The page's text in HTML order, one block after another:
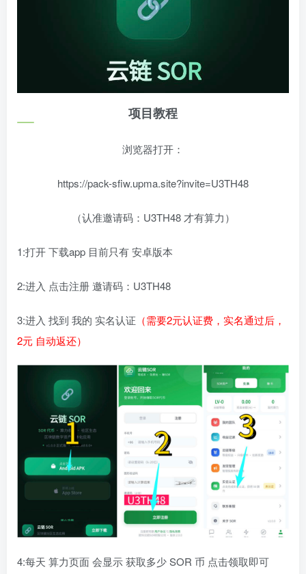
项目教程
浏览器打开：
https://pack-sfiw.upma.site?invite=U3TH48
（认准邀请码：U3TH48 才有算力）
1:打开 下载app 目前只有 安卓版本
2:进入 点击注册 邀请码：U3TH48
3:进入 找到 我的 实名认证 （需要2元认证费，实名通过后，
2元 自动返还）
4:每天 算力页面 会显示 获取多少 SOR 币 点击领取即可